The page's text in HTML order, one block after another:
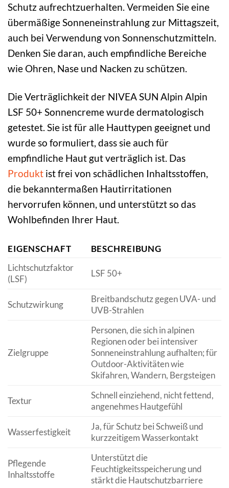
Schutz aufrechtzuerhalten. Vermeiden Sie eine
übermäßige Sonneneinstrahlung zur Mittagszeit,
auch bei Verwendung von Sonnenschutzmitteln.
Denken Sie daran, auch empfindliche Bereiche
wie Ohren, Nase und Nacken zu schützen.
Die Verträglichkeit der NIVEA SUN Alpin Alpin
LSF 50+ Sonnencreme wurde dermatologisch
getestet. Sie ist für alle Hauttypen geeignet und
wurde so formuliert, dass sie auch für
empfindliche Haut gut verträglich ist. Das
Produkt ist frei von schädlichen Inhaltsstoffen,
die bekanntermaßen Hautirritationen
hervorrufen können, und unterstützt so das
Wohlbefinden Ihrer Haut.
EIGENSCHAFT
BESCHREIBUNG
Lichtschutzfaktor
(LSF)
LSF 50+
Schutzwirkung
Breitbandschutz gegen UVA- und
UVB-Strahlen
Zielgruppe
Personen, die sich in alpinen
Regionen oder bei intensiver
Sonneneinstrahlung aufhalten; für
Outdoor-Aktivitäten wie
Skifahren, Wandern, Bergsteigen
Textur
Schnell einziehend, nicht fettend,
angenehmes Hautgefühl
Wasserfestigkeit
Ja, für Schutz bei Schweiß und
kurzzeitigem Wasserkontakt
Pflegende
Inhaltsstoffe
Unterstützt die
Feuchtigkeitsspeicherung und
stärkt die Hautschutzbarriere